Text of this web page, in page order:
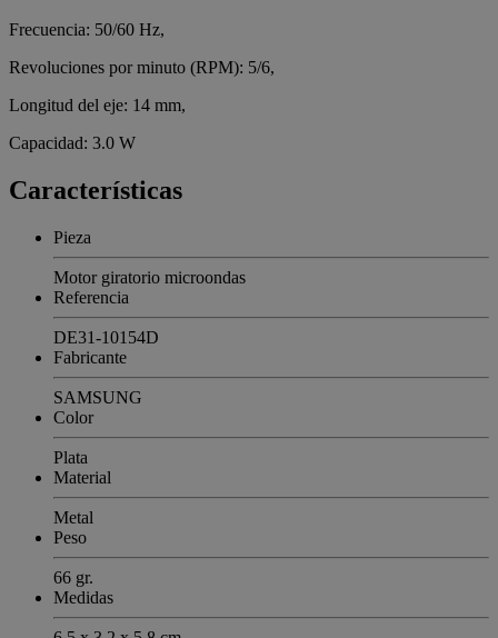
Frecuencia: 50/60 Hz,
Revoluciones por minuto (RPM): 5/6,
Longitud del eje: 14 mm,
Capacidad: 3.0 W
Características
Pieza
Motor giratorio microondas
Referencia
DE31-10154D
Fabricante
SAMSUNG
Color
Plata
Material
Metal
Peso
66 gr.
Medidas